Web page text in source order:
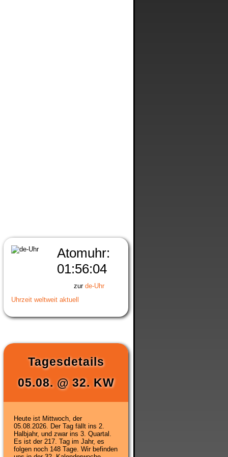
Atomuhr:
01:56:05
zur de-Uhr
Uhrzeit weltweit aktuell
Tagesdetails
05.08.@ 32. KW
Heute ist Mittwoch, der
05.08.2026 . Der Tag fällt ins 2.
Halbjahr, und zwar ins 3. Quartal.
Es ist der 217. Tag im Jahr, es
folgen noch 148 Tage. Wir befinden